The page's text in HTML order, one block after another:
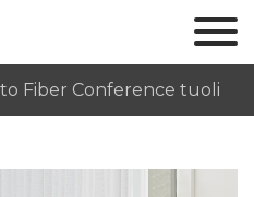
Fiber Conference tuoli